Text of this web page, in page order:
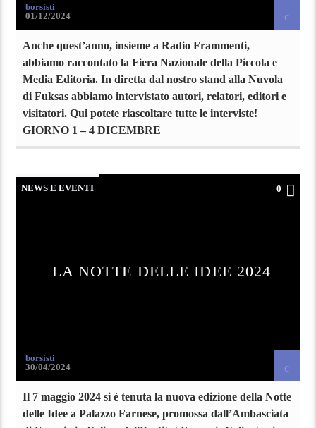
borsisti
01/12/2024
Anche quest’anno, insieme a Radio Frammenti,
abbiamo raccontato la Fiera Nazionale della Piccola e
Media Editoria. In diretta dal nostro stand alla Nuvola
di Fuksas abbiamo intervistato autori, relatori, editori e
visitatori. Qui potete riascoltare tutte le interviste!
GIORNO 1 – 4 DICEMBRE
NEWS E EVENTI 0
LA NOTTE DELLE IDEE 2024
borsisti
30/04/2024
Il 7 maggio 2024 si è tenuta la nuova edizione della Notte
delle Idee a Palazzo Farnese, promossa dall’Ambasciata